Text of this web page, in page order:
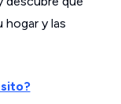
hogar y las